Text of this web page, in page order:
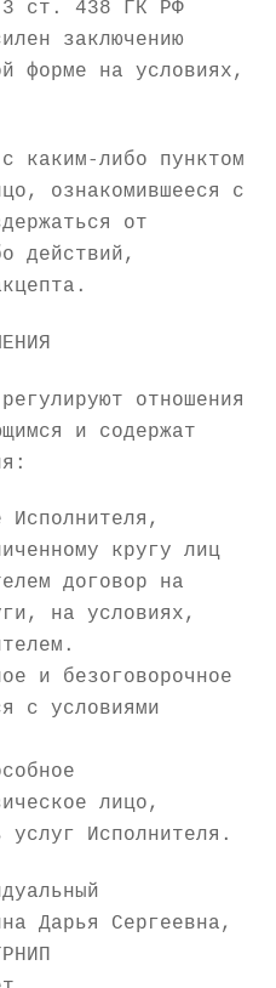
3 ст. 438 ГК РФ
заключению
форме на условиях,
каким-либо пунктом
ознакомившееся с
от
действий,
отношения
и содержат
Исполнителя,
кругу лиц
договор на
на условиях,
и безоговорочное
с условиями
лицо,
услуг Исполнителя.
Дарья Сергеевна,